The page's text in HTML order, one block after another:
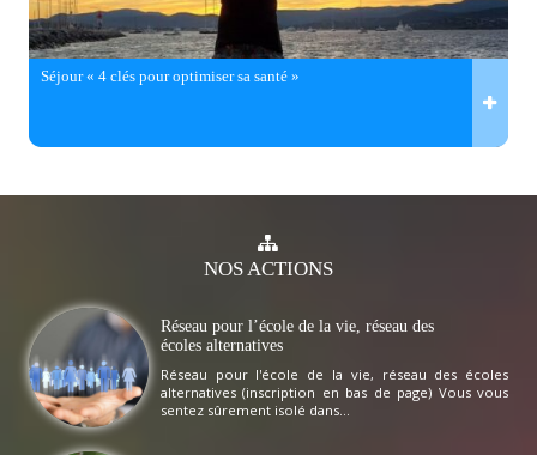
Séjour « 4 clés pour optimiser sa santé »
NOSACTIONS
Réseau pour l’école de la vie, réseau des
écoles alternatives
Réseau pour l'école de la vie, réseau des écoles
alternatives (inscription en bas de page) Vous vous
sentez sûrement isolé dans...